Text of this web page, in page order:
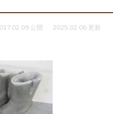
公開
2025.02.06 更新